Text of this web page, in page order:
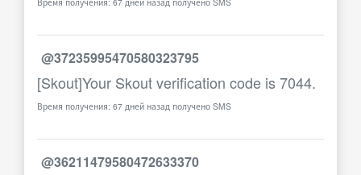
@37235995470580323795
[Skout]Your Skout verification code is 7044.
Время получения: 67 дней назад получено SMS
@36211479580472633370